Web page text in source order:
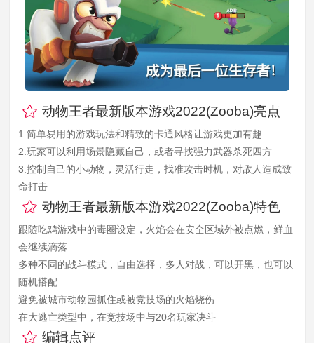
动物王者最新版本游戏2022(Zooba)亮点
1.简单易用的游戏玩法和精致的卡通风格让游戏更加有趣
2.玩家可以利用场景隐藏自己，或者寻找强力武器杀死四方
3.控制自己的小动物，灵活行走，找准攻击时机，对敌人造成致
命打击
动物王者最新版本游戏2022(Zooba)特色
跟随吃鸡游戏中的毒圈设定，火焰会在安全区域外被点燃，鲜血
会继续滴落
多种不同的战斗模式，自由选择，多人对战，可以开黑，也可以
随机搭配
避免被城市动物园抓住或被竞技场的火焰烧伤
在大逃亡类型中，在竞技场中与20名玩家决斗
编辑点评